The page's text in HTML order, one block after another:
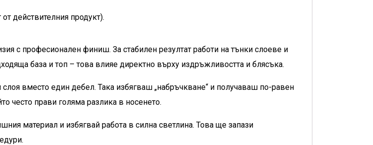
действителния продукт).
с професионален финиш. За стабилен резултат работи на тънки слоеве и
база и топ – това влияе директно върху издръжливостта и блясъка.
вместо един дебел. Така избягваш „набръчкване“ и получаваш по-равен
често прави голяма разлика в носенето.
материал и избягвай работа в силна светлина. Това ще запази